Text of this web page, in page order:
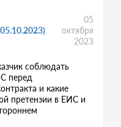
05
октября
2023
соблюдать
перед
и какие
претензии в ЕИС и